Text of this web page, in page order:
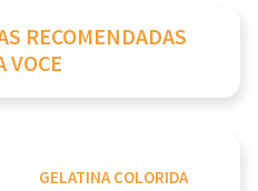
RECOMENDADAS
VOCE
GELATINA COLORIDA